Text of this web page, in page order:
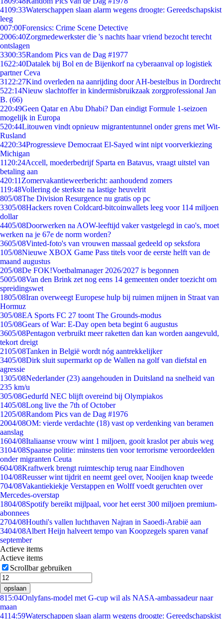
4109:33Waterschappen slaan alarm wegens droogte: Gereedschapskist
leeg
007:00Forensics: Crime Scene Detective
2006:40Zorgmedewerkster die 's nachts haar vriend bezocht terecht
ontslagen
3300:35Random Pics van de Dag #1977
1622:40Datalek bij Bol en de Bijenkorf na cyberaanval op logistiek
partner Ceva
31 22:27Kind overleden na aanrijding door AH-bestelbus in Dordrecht
522:14Nieuw slachtoffer in kindermisbruikzaak zorgprofessional Jan
B. (66)
220:49Geen Qatar en Abu Dhabi? Dan eindigt Formule 1-seizoen
mogelijk in Europa
520:44Litouwen vindt opnieuw migrantentunnel onder grens met Wit-
Rusland
4220:34Progressieve Democraat El-Sayed wint nipt voorverkiezing
Michigan
11 20:24Accell, moederbedrijf Sparta en Batavus, vraagt uitstel van
betaling aan
420:11 Zomervakantieweerbericht: aanhoudend zomers
119:48Vollering de sterkste na lastige heuvelrit
805/08The Division Resurgence nu gratis op pc
3305/08Hackers roven Coldcard-bitcoinwallets leeg voor 114 miljoen
dollar
4405/08Doorwerken na AOW-leeftijd vaker vastgelegd in cao's, moet
werken na je 67e de norm worden?
3605/08Vinted-foto's van vrouwen massaal gedeeld op seksfora
105/08Nieuwe XBOX Game Pass titels voor de eerste helft van de
maand augustus
205/08De FOK!Voetbalmanager 2026/2027 is begonnen
5005/08Van den Brink zet nog eens 14 gemeenten onder toezicht om
spreidingswet
1805/08Iran overweegt Europese hulp bij ruimen mijnen in Straat van
Hormuz
305/08EA Sports FC 27 toont The Grounds-modus
105/08Gears of War: E-Day open beta begint 6 augustus
3605/08Pentagon verbruikt meer raketten dan kan worden aangevuld,
tekort dreigt
2105/08Tanken in België wordt nóg aantrekkelijker
3405/08Dirk sluit supermarkt op de Wallen na golf van diefstal en
agressie
1305/08Nederlander (23) aangehouden in Duitsland na snelheid van
235 km/u
305/08Gedurfd NEC blijft overeind bij Olympiakos
1405/08Long live the 7th of October
1205/08Random Pics van de Dag #1976
2004/08OM: vierde verdachte (18) vast op verdenking van beramen
aanslag
1604/08Italiaanse vrouw wint 1 miljoen, gooit kraslot per abuis weg
3104/08Spaanse politie: minstens tien voor terrorisme veroordeelden
onder migranten Ceuta
604/08Kraftwerk brengt ruimteschip terug naar Eindhoven
104/08Reusser wint tijdrit en neemt geel over, Nooijen knap tweede
704/08Vakantiekiekje Verstappen en Wolff voedt geruchten over
Mercedes-overstap
1804/08Spotify bereikt mijlpaal, voor het eerst 300 miljoen premium-
abonnees
2704/08Houthi's vallen luchthaven Najran in Saoedi-Arabië aan
3404/08Albert Heijn halveert tempo van Koopzegels sparen vanaf
september
Actieve items
Actieve items
Scrollbar gebruiken
opslaan
815:04Onlyfans-model met G-cup wil als NASA-ambassadeur naar
maan
4114:59Waterschappen slaan alarm wegens droogte: Gereedschapskist